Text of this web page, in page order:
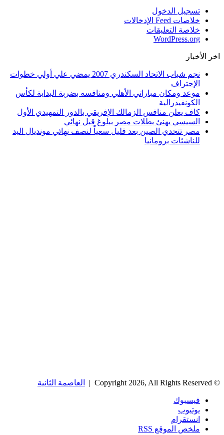
تسجيل الدخول
خلاصات Feed الإدخالات
خلاصة التعليقات
WordPress.org
اخر الأخبار
نجم شباب الاتحاد السكندري 2007 يمضي علي أولي خطوات
الإحتراف
موعد ومكان مباراتي الأهلي ومنافسه بضربة البداية لكأس
الكونفيدرالية
كاف يعلن منافس الزمالك الإفريقي بالدور التمهيدي الأول
السيسي يهنئ بطلات مصر ببلوغ قبل نهائي
مصر تتحدي الصين بعد قليل سعياً لنصف نهائي مونديال اليد
للناشئات برومانيا
© Copyright 2026, All Rights Reserved | العاصمة الثانية
فيسبوك
يوتيوب
انستقرام
ملخص الموقع RSS